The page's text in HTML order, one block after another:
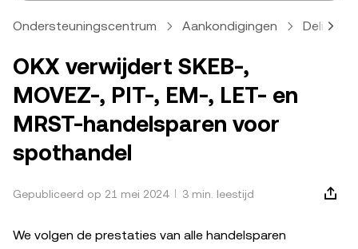
Ondersteuningscentrum Aankondigingen
OKX verwijdert SKEB-,
MOVEZ-, PIT-, EM-, LET- en
MRST-handelsparen voor
spothandel
Gepubliceerd op 21 mei 2024 3 min. leestijd
We volgen de prestaties van alle handelsparen